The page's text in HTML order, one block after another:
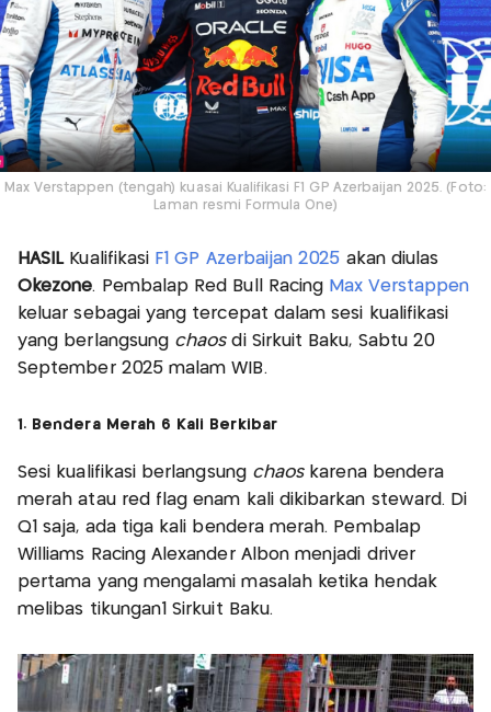
Max Verstappen (tengah) kuasai Kualifikasi F1 GP Azerbaijan 2025. (Foto:
Laman resmi Formula One)
HASILKualifikasi F1 GP Azerbaijan 2025 akan diulas
Okezone. Pembalap Red Bull Racing Max Verstappen
keluar sebagai yang tercepat dalam sesi kualifikasi
yang berlangsung chaosdi Sirkuit Baku, Sabtu 20
September 2025 malam WIB.
1. Bendera Merah 6 Kali Berkibar
Sesi kualifikasi berlangsung chaoskarena bendera
merah atau red flag enam kali dikibarkan steward. Di
Q1 saja, ada tiga kali bendera merah. Pembalap
Williams Racing Alexander Albon menjadi driver
pertama yang mengalami masalah ketika hendak
melibas tikungan1 Sirkuit Baku.